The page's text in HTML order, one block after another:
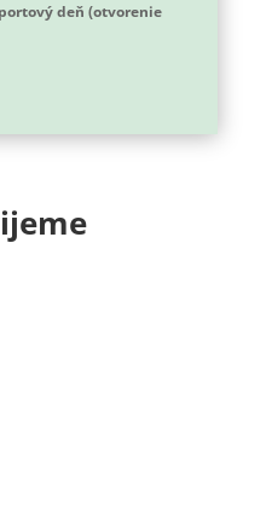
deň (otvorenie